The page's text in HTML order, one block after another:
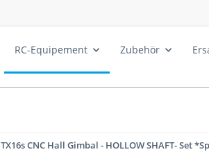
RC-Equipement Zubehör
TX16s CNC Hall Gimbal - HOLLOW SHAFT- Set